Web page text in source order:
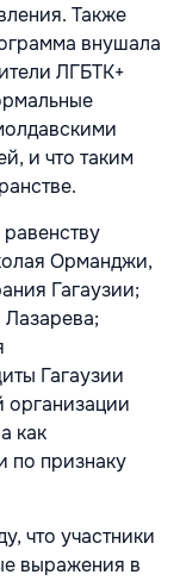
Также
внушала
ЛГБТК+
и что таким
Орманджи,
Гагаузии;
Гагаузии
как
по признаку
что участники
выражения в